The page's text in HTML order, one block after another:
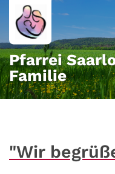
Zum Inhalt springen
Pfarrei
Familie
"Wir